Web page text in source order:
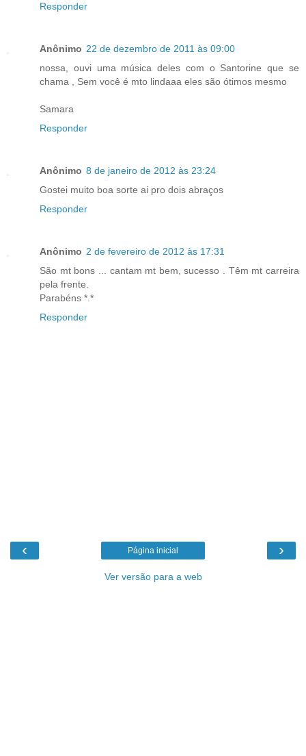
Responder
Anônimo 22 de dezembro de 2011 às 09:00
nossa, ouvi uma música deles com o Santorine que se
chama , Sem você é mto lindaaa eles são ótimos mesmo
Samara
Responder
Anônimo 8 de janeiro de 2012 às 23:24
Gostei muito boa sorte ai pro dois abraços
Responder
Anônimo 2 de fevereiro de 2012 às 17:31
São mt bons ... cantam mt bem, sucesso . Têm mt carreira
pela frente.
Parabéns *.*
Responder
‹ ›
Página inicial
Ver versão para a web